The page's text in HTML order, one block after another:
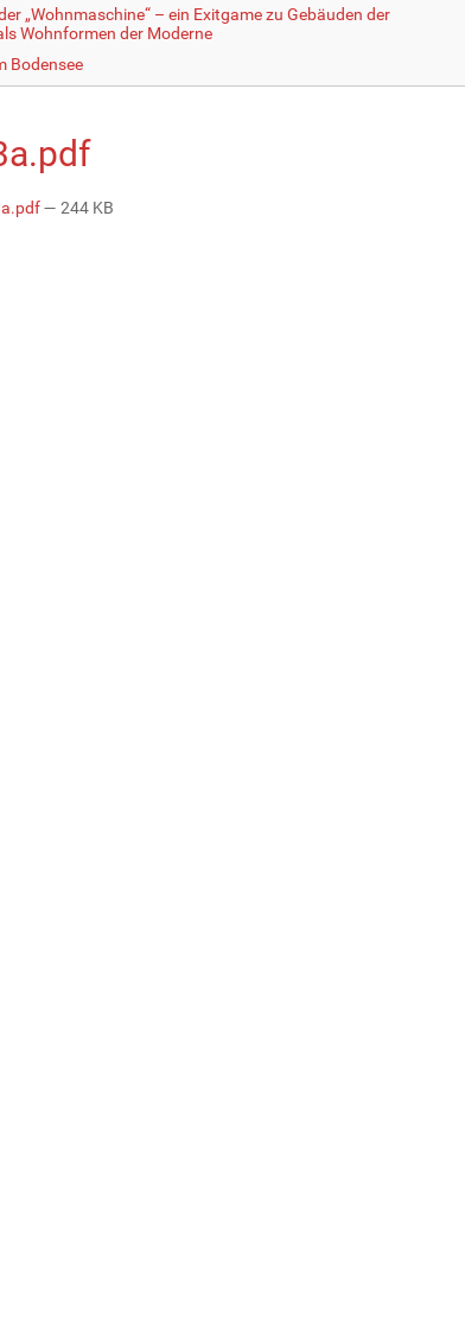
„Wohnmaschine“ – ein Exitgame zu Gebäuden der
Wohnformen der Moderne
Bodensee
— 244 KB